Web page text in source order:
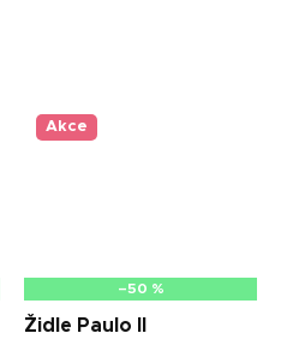
Akce
–50 %
Židle Paulo II